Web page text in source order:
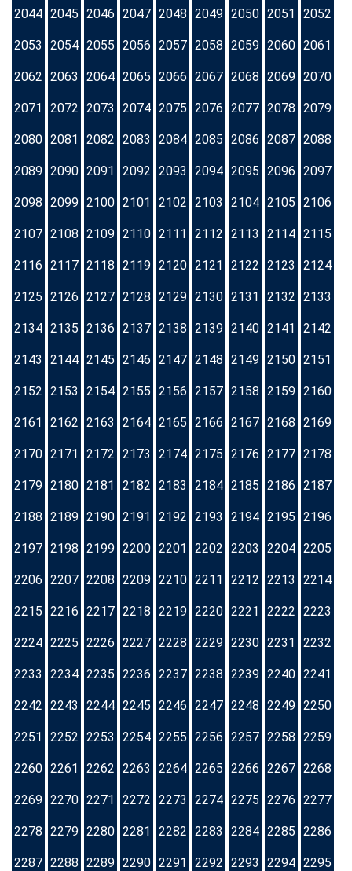
2044 2045 2046 2047 2048 2049 2050 2051 2052
2053 2054 2055 2056 2057 2058 2059 2060 2061
2062 2063 2064 2065 2066 2067 2068 2069 2070
2071 2072 2073 2074 2075 2076 2077 2078 2079
2080 2081 2082 2083 2084 2085 2086 2087 2088
2089 2090 2091 2092 2093 2094 2095 2096 2097
2098 2099 2100 2101 2102 2103 2104 2105 2106
2107 2108 2109 2110 2111 2112 2113 2114 2115
2116 2117 2118 2119 2120 2121 2122 2123 2124
2125 2126 2127 2128 2129 2130 2131 2132 2133
2134 2135 2136 2137 2138 2139 2140 2141 2142
2143 2144 2145 2146 2147 2148 2149 2150 2151
2152 2153 2154 2155 2156 2157 2158 2159 2160
2161 2162 2163 2164 2165 2166 2167 2168 2169
2170 2171 2172 2173 2174 2175 2176 2177 2178
2179 2180 2181 2182 2183 2184 2185 2186 2187
2188 2189 2190 2191 2192 2193 2194 2195 2196
2197 2198 2199 2200 2201 2202 2203 2204 2205
2206 2207 2208 2209 2210 2211 2212 2213 2214
2215 2216 2217 2218 2219 2220 2221 2222 2223
2224 2225 2226 2227 2228 2229 2230 2231 2232
2233 2234 2235 2236 2237 2238 2239 2240 2241
2242 2243 2244 2245 2246 2247 2248 2249 2250
2251 2252 2253 2254 2255 2256 2257 2258 2259
2260 2261 2262 2263 2264 2265 2266 2267 2268
2269 2270 2271 2272 2273 2274 2275 2276 2277
2278 2279 2280 2281 2282 2283 2284 2285 2286
2287 2288 2289 2290 2291 2292 2293 2294 2295